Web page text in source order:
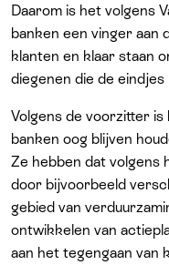
Daarom is het volgens
banken een vinger aan
klanten en klaar staan
diegenen die de
Volgens de voorzitter
banken oog blijven
Ze hebben dat volgens
door bijvoorbeeld
gebied van
ontwikkelen van
aan het tegengaan van